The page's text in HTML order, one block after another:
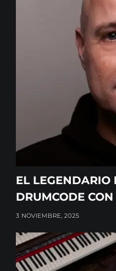
EL LEGENDARIO
DRUMCODE CON
3 NOVIEMBRE, 2025